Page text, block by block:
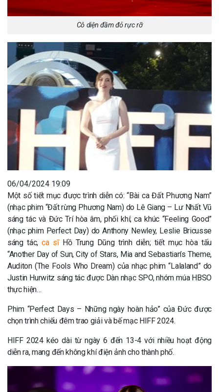
Cô diện đầm đỏ rực rỡ
06/04/2024 19:09
Một số tiết mục được trình diễn có: “Bài ca Đất Phương Nam”
(nhạc phim “Đất rừng Phương Nam) do Lê Giang – Lư Nhất Vũ
sáng tác và Đức Trí hòa âm, phối khí; ca khúc “Feeling Good”
(nhạc phim Perfect Day) do Anthony Newley, Leslie Bricusse
sáng tác,ca sĩHồ Trung Dũng trình diễn; tiết mục hòa tấu
“Another Day of Sun, City of Stars, Mia and Sebastian’s Theme,
Auditon (The Fools Who Dream) của nhạc phim “Lalaland” do
Justin Hurwitz sáng tác được Dàn nhạc SPO, nhóm múa HBSO
thực hiện…
Phim “Perfect Days – Những ngày hoàn hảo” của Đức được
chọn trình chiếu đêm trao giải và bế mạc HIFF 2024.
HIFF 2024 kéo dài từ ngày 6 đến 13-4 với nhiều hoạt động
diễn ra, mang đến không khí điện ảnh cho thành phố.